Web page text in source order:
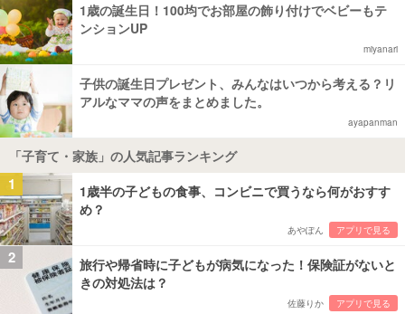
1歳の誕生日！100均でお部屋の飾り付けでベビーもテ
ンションUP
miyanari
子供の誕生日プレゼント、みんなはいつから考える？リ
アルなママの声をまとめました。
ayapanman
「子育て・家族」の人気記事ランキング
1
1歳半の子どもの食事、コンビニで買うなら何がおすす
め？
あやぽん アプリで見る
2
旅行や帰省時に子どもが病気になった！保険証がないと
きの対処法は？
佐藤りか アプリで見る